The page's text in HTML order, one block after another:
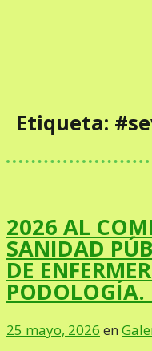
Etiqueta:
2026 AL
SANIDAD
DE
25 mayo, 2026 en